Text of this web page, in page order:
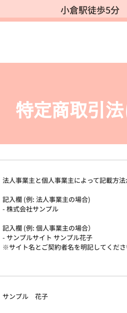
小倉駅徒歩5分
特定商取引
法人事業主と個人事業主によって記載方
記入欄 (例: 法人事業主の場合)
- 株式会社サンプル
記入欄 (例: 個人事業主の場合）
- サンプルサイト サンプル花子
※サイト名とご契約者名を明記してくだ
サンプル 花子